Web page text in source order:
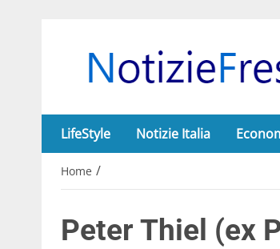
LifeStyle Notizie Italia
Home /
Peter Thiel (ex